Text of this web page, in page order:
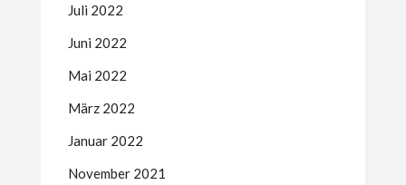
Juli 2022
Juni 2022
Mai 2022
März 2022
Januar 2022
November 2021